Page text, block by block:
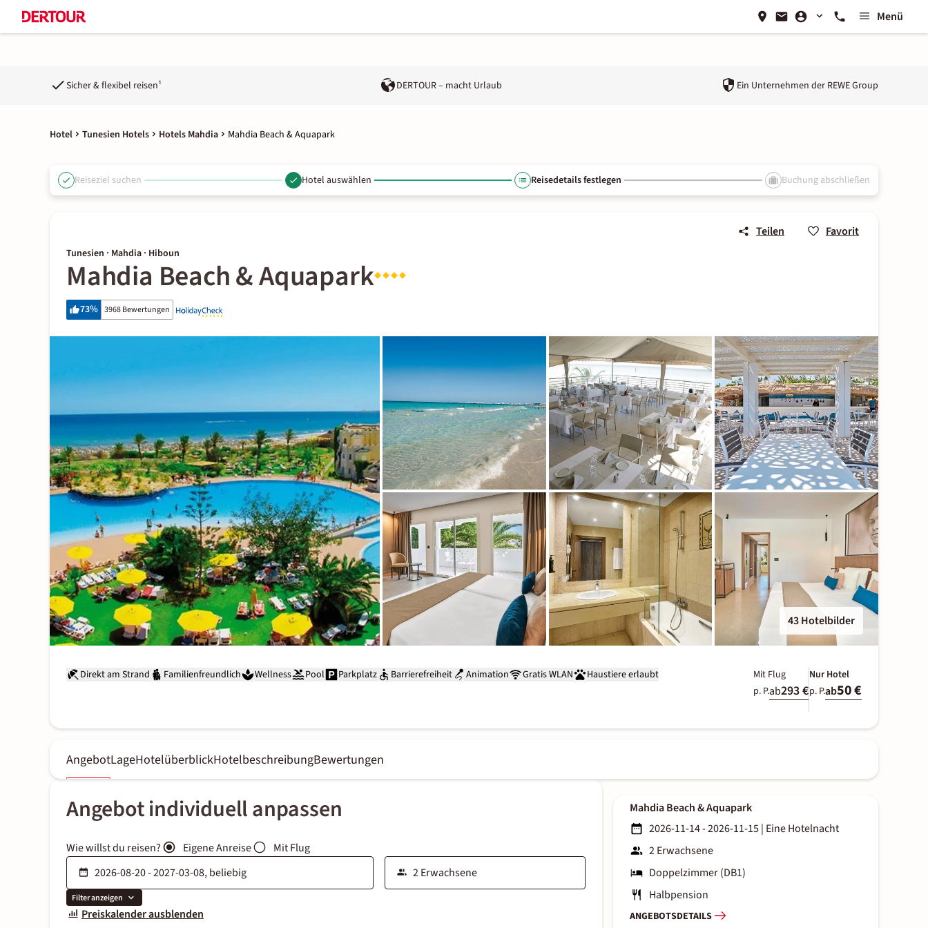
Menü
Sicher & flexibel reisen¹ DERTOUR – macht Urlaub Ein Unternehmen der REWE Group
Hotel Tunesien Hotels Hotels Mahdia Mahdia Beach & Aquapark
Reiseziel suchen Hotel auswählen Reisedetails festlegen Buchung abschließen
Teilen Favorit
Tunesien · Mahdia · Hiboun
Mahdia Beach & Aquapark
73% 3968 Bewertungen
43 Hotelbilder
Direkt am Strand Familienfreundlich Wellness Pool Parkplatz Barrierefreiheit Animation Gratis WLAN Haustiere erlaubt
Mit Flug
p. P.ab293 €
Nur Hotel
p. P.ab50 €
AngebotLageHotelüberblickHotelbeschreibungBewertungen
Angebot individuell anpassen
Wie willst du reisen? Eigene Anreise Mit Flug
Filter anzeigen
Preiskalender ausblenden
Mahdia Beach & Aquapark
2026-11-14 - 2026-11-15| Eine Hotelnacht
2 Erwachsene
Doppelzimmer (DB1)
Halbpension
ANGEBOTSDETAILS